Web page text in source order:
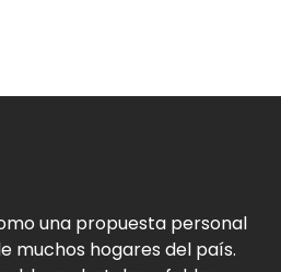
una propuesta personal
muchos hogares del país.